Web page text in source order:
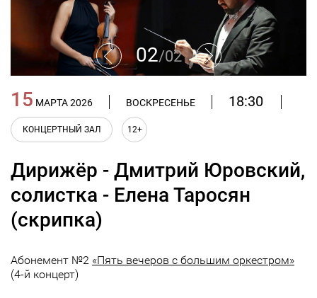
02/02
15 МАРТА 2026 ВОСКРЕСЕНЬЕ 18:30
КОНЦЕРТНЫЙ ЗАЛ 12+
Дирижёр - Дмитрий Юровский,
солистка - Елена Таросян
(скрипка)
Абонемент №2 «Пять вечеров с большим оркестром»
(4-й концерт)